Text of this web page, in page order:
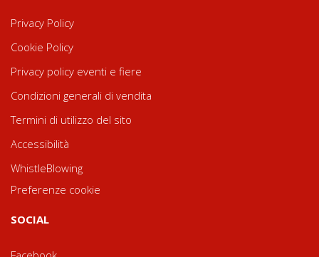
Privacy Policy
Cookie Policy
Privacy policy eventi e fiere
Condizioni generali di vendita
Termini di utilizzo del sito
Accessibilità
WhistleBlowing
Preferenze cookie
SOCIAL